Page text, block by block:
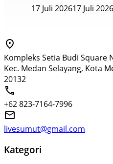
17 Juli 202617 Juli 2026
Kompleks Setia Budi Square
Kec. Medan Selayang, Kota
20132
+62 823-7164-7996
livesumut@gmail.com
Kategori